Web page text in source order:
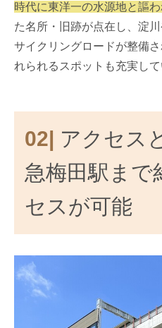
時代に東洋一の水源地と謳わ
た名所・旧跡が点在し、淀
サイクリングロードが整備
れられるスポットも充実して
02| アクセス
急梅田駅まで
セスが可能